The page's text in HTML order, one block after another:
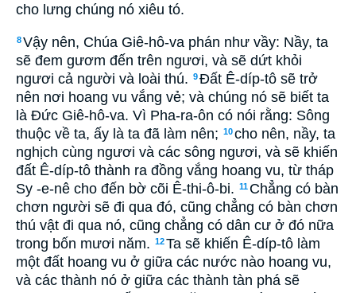
cho lưng chúng nó xiêu tó.
8Vậy nên, Chúa Giê-hô-va phán như vầy: Nầy, ta
sẽ đem gươm đến trên ngươi, và sẽ dứt khỏi
ngươi cả người và loài thú. 9Ðất Ê-díp-tô sẽ trở
nên nơi hoang vu vắng vẻ; và chúng nó sẽ biết ta
là Ðức Giê-hô-va. Vì Pha-ra-ôn có nói rằng: Sông
thuộc về ta, ấy là ta đã làm nên; 10cho nên, nầy, ta
nghịch cùng ngươi và các sông ngươi, và sẽ khiến
đất Ê-díp-tô thành ra đồng vắng hoang vu, từ tháp
Sy -e-nê cho đến bờ cõi Ê-thi-ô-bi. 11 Chẳng có bàn
chơn người sẽ đi qua đó, cũng chẳng có bàn chơn
thú vật đi qua nó, cũng chẳng có dân cư ở đó nữa
trong bốn mươi năm. 12Ta sẽ khiến Ê-díp-tô làm
một đất hoang vu ở giữa các nước nào hoang vu,
và các thành nó ở giữa các thành tàn phá sẽ